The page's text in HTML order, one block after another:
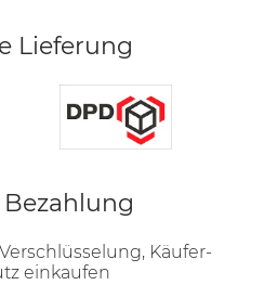
Lieferung
Käufer-
einkaufen